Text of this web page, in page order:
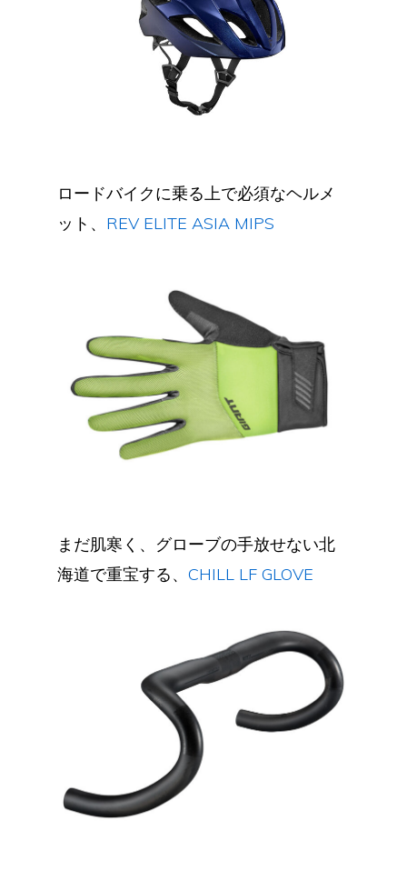
ロードバイクに乗る上で必須なヘルメ
ット、 REV ELITE ASIA MIPS
まだ肌寒く、グローブの手放せない北
海道で重宝する、 CHILL LF GLOVE